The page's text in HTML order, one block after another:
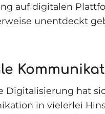
auf digitalen
unentdeckt
Digitalisierung hat
in vielerlei